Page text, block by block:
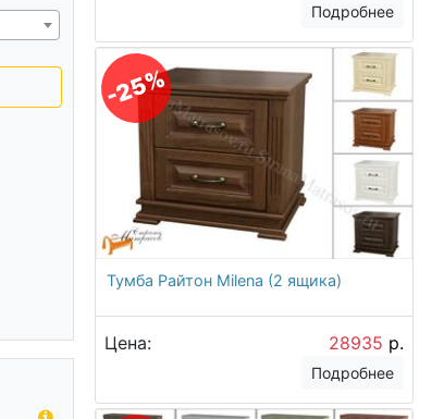
Подробнее
-25%
Тумба Райтон Milena (2 ящика)
Цена: 28935 р.
Подробнее